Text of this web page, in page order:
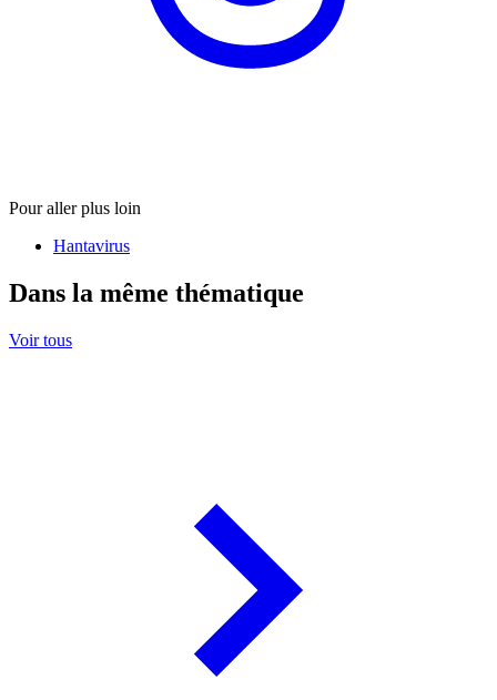
Pour aller plus loin
Hantavirus
Dans la même thématique
Voir tous